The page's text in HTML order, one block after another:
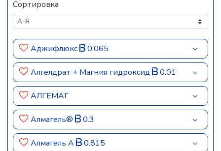
Сортировка
Аджифлюкс 0.065
Алгелдрат + Магния гидроксид 0.01
АЛГЕМАГ
Алмагель® 0.3
Алмагель А 0.815